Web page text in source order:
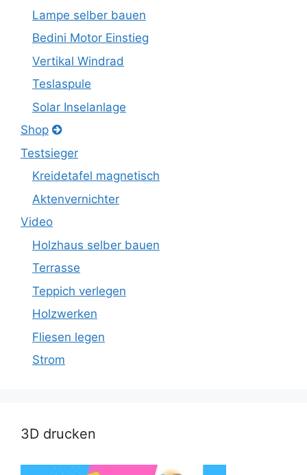
Lampe selber bauen
Bedini Motor Einstieg
Vertikal Windrad
Teslaspule
Solar Inselanlage
Shop
Testsieger
Kreidetafel magnetisch
Aktenvernichter
Video
Holzhaus selber bauen
Terrasse
Teppich verlegen
Holzwerken
Fliesen legen
Strom
3D drucken